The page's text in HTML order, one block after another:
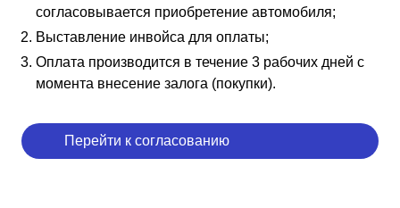
согласовывается приобретение автомобиля;
Выставление инвойса для оплаты;
Оплата производится в течение 3 рабочих дней с
момента внесение залога (покупки).
Перейти к согласованию